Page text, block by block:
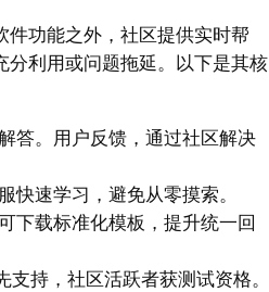
功能之外，社区提供实时帮
利用或问题拖延。以下是其核
答。用户反馈，通过社区解决
快速学习，避免从零摸索。
下载标准化模板，提升统一回
持，社区活跃者获测试资格。